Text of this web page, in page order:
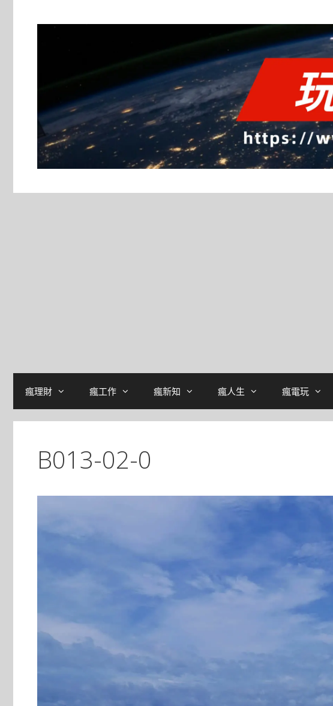
瘋理財 瘋工作 瘋新知 瘋人生 瘋電玩
B013-02-0